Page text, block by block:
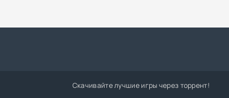
Скачивайте лучшие игры через торрент!